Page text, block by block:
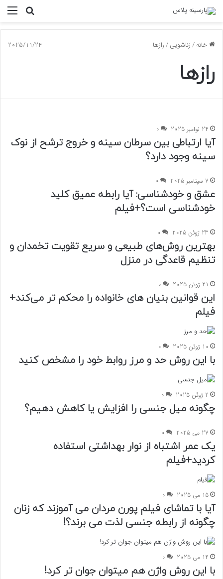
جستجو
خانه/زناشویی/رازها 2025/11/24
رازها
24 نوامبر 2025 0
آیا ارتباطی بین سرطان سینه و خروج ترشح از نوک
سینه وجود دارد؟
7 سپتامبر 2025 0
عشق و خودشناسی: آیا رابطه عمیق کلید
خودشناسی است؟+فیلم
23 ژوئن 2025 0
بهترین روش‌های طبیعی و سریع تقویت تخمدان و
تنظیم قاعدگی در منزل
21 ژوئن 2025 0
این قوانین بنیان های خانواده را محکم تر می‌کند+
فیلم
10 ژوئن 2025 0
با این روش حد و مرز روابط خود را مشخص کنید
2 ژوئن 2025 0
چگونه میل جنسی را افزایش یا کاهش دهیم؟
27 می 2025 0
یک عمر اشتباه از نوار بهداشتی استفاده
کردید+فیلم
15 می 2025 0
آیا با تماشای فیلم پورن مردان می آموزند که زنان
چگونه از رابطه جنسی لذت می برند؟!
14 می 2025 0
با این روش واژن هم میتوان جوان تر کرد!